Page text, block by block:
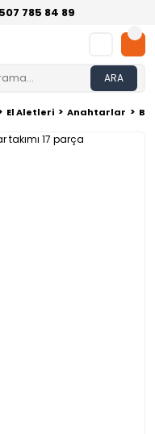
785 84 89
ARA
El Aletleri Anahtarlar